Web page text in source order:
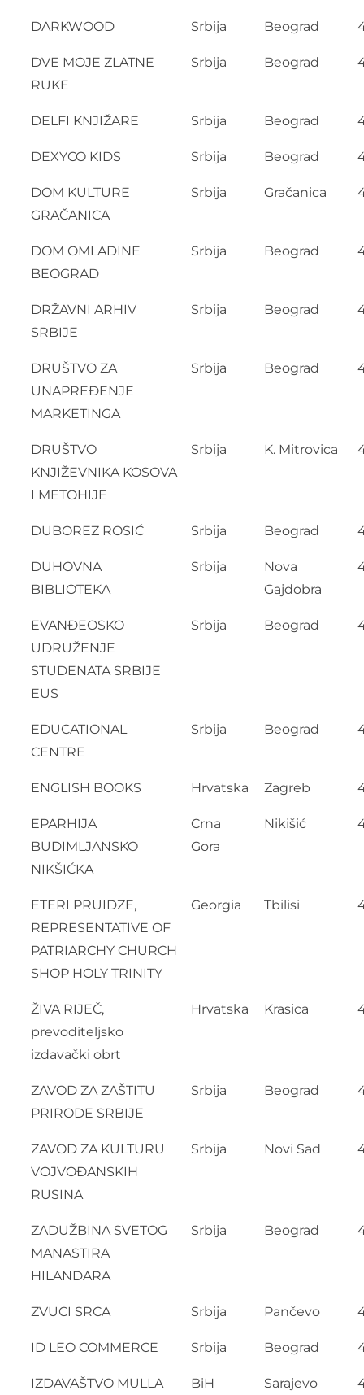
DARKWOOD Srbija Beograd
DVE MOJE ZLATNE
RUKE
Srbija Beograd
DELFI KNJIŽARE Srbija Beograd
DEXYCO KIDS Srbija Beograd
DOM KULTURE
GRAČANICA
Srbija Gračanica
DOM OMLADINE
BEOGRAD
Srbija Beograd
DRŽAVNI ARHIV
SRBIJE
Srbija Beograd
DRUŠTVO ZA
UNAPREĐENJE
MARKETINGA
Srbija Beograd
DRUŠTVO
KNJIŽEVNIKA KOSOVA
I METOHIJE
Srbija K. Mitrovica
DUBOREZ ROSIĆ Srbija Beograd
DUHOVNA
BIBLIOTEKA
Srbija
Nova
Gajdobra
EVANĐEOSKO
UDRUŽENJE
STUDENATA SRBIJE
EUS
Srbija Beograd
EDUCATIONAL
CENTRE
Srbija Beograd
ENGLISH BOOKS Hrvatska Zagreb
EPARHIJA
BUDIMLJANSKO
NIKŠIĆKA
Crna
Gora
Nikišić
ETERI PRUIDZE,
REPRESENTATIVE OF
PATRIARCHY CHURCH
SHOP HOLY TRINITY
Georgia Tbilisi
ŽIVA RIJEČ,
prevoditeljsko
izdavački obrt
Hrvatska Krasica
ZAVOD ZA ZAŠTITU
PRIRODE SRBIJE
Srbija Beograd
ZAVOD ZA KULTURU
VOJVOĐANSKIH
RUSINA
Srbija Novi Sad
ZADUŽBINA SVETOG
MANASTIRA
HILANDARA
Srbija Beograd
ZVUCI SRCA Srbija Pančevo
ID LEO COMMERCE Srbija Beograd
IZDAVAŠTVO MULLA
BiH Sarajevo